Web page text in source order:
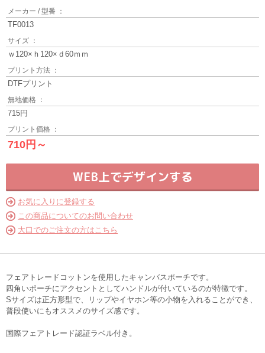
メーカー / 型番 ：
TF0013
サイズ ：
ｗ120×ｈ120×ｄ60ｍｍ
プリント方法 ：
DTFプリント
無地価格 ：
715円
プリント価格 ：
710円～
WEB上でデザインする
お気に入りに登録する
この商品についてのお問い合わせ
大口でのご注文の方はこちら
フェアトレードコットンを使用したキャンバスポーチです。
四角いポーチにアクセントとしてハンドルが付いているのが特徴です。
Sサイズは正方形型で、リップやイヤホン等の小物を入れることができ、
普段使いにもオススメのサイズ感です。
国際フェアトレード認証ラベル付き。